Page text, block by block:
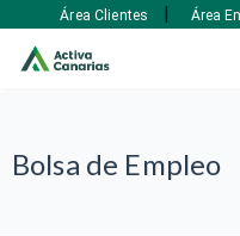
Bolsa de Empleo
Área Clientes | Área